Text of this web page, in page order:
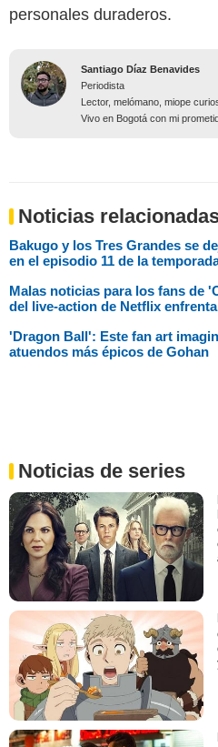
personales duraderos.
Santiago Díaz Benavides
Periodista
Lector, melómano, miope
Vivo en Bogotá con mi
Noticias
Bakugo y los Tres Grandes se
en el episodio 11 de la
Malas noticias para los fans de
del live-action de Netflix
'Dragon Ball': Este fan art
atuendos más épicos de Gohan
Noticias de series